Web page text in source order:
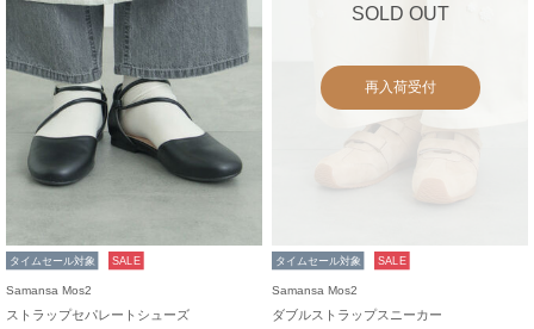
タイムセール対象 SALE
Samansa Mos2
ストラップセパレートシューズ
SOLD OUT
再入荷受付
タイムセール対象 SALE
Samansa Mos2
ダブルストラップスニーカー